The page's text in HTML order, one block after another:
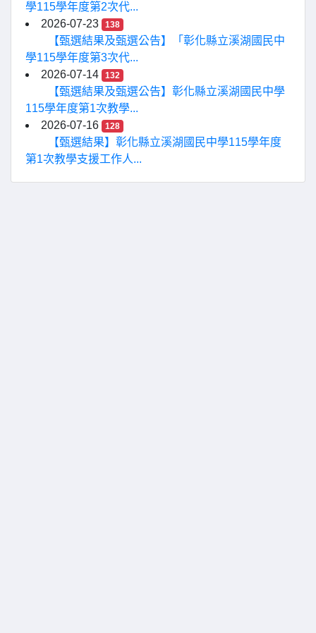
學115學年度第2次代...
2026-07-23
138
【甄選結果及甄選公告】「彰化縣立溪湖國民中
學115學年度第3次代...
2026-07-14
132
【甄選結果及甄選公告】彰化縣立溪湖國民中學
115學年度第1次教學...
2026-07-16
128
【甄選結果】彰化縣立溪湖國民中學115學年度
第1次教學支援工作人...